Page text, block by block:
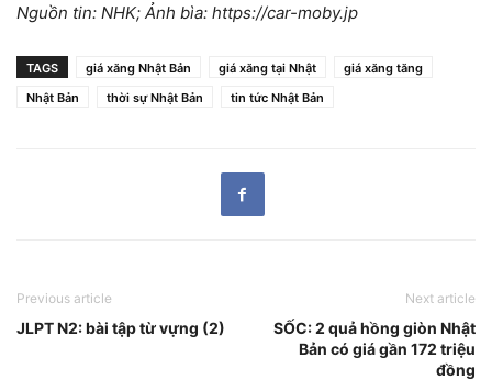
Nguồn tin: NHK; Ảnh bìa: https://car-moby.jp
TAGS giá xăng Nhật Bản giá xăng tại Nhật
giá xăng tăng
Nhật Bản
thời sự Nhật Bản tin tức Nhật Bản
Previous article
JLPT N2: bài tập từ vựng (2)
Next article
SỐC: 2 quả hồng giòn Nhật
Bản có giá gần 172 triệu
đồng